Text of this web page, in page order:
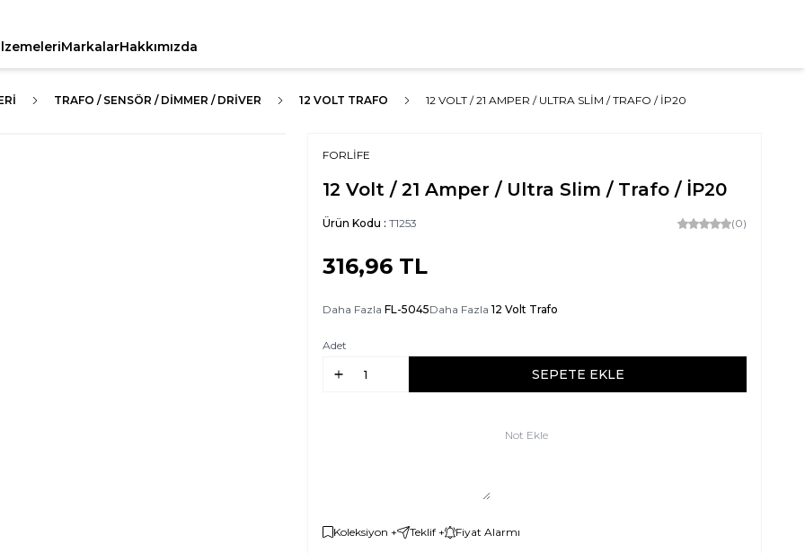
MarkalarHakkımızda
TRAFO / SENSÖR / DİMMER / DRİVER 12 VOLT TRAFO 12 VOLT / 21 AMPER / ULTRA SLIM / TRAFO / İP20
FORLİFE
12 Volt / 21 Amper / Ultra Slim / Trafo / İP20
Ürün Kodu : T1253 (0)
316,96 TL
Daha Fazla FL-5045Daha Fazla 12 Volt Trafo
Adet
SEPETE EKLE
Not Ekle
Koleksiyon + Teklif + Fiyat Alarmı